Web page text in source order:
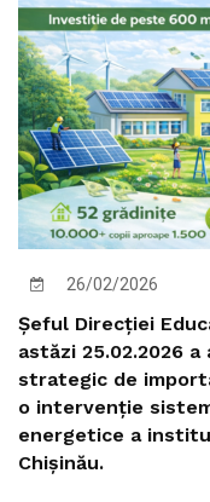
26/02/2026
Șeful Direcției
astăzi 25.02.2026
strategic de
o intervenție
energetice a
Chișinău.